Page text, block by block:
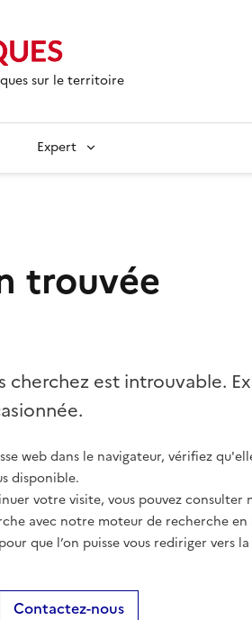
sur le territoire
Expert
trouvée
cherchez est introuvable.
web dans le navigateur, vérifiez
disponible.
votre visite, vous pouvez consulter
avec notre moteur de recherche en
que l’on puisse vous rediriger vers
Contactez-nous